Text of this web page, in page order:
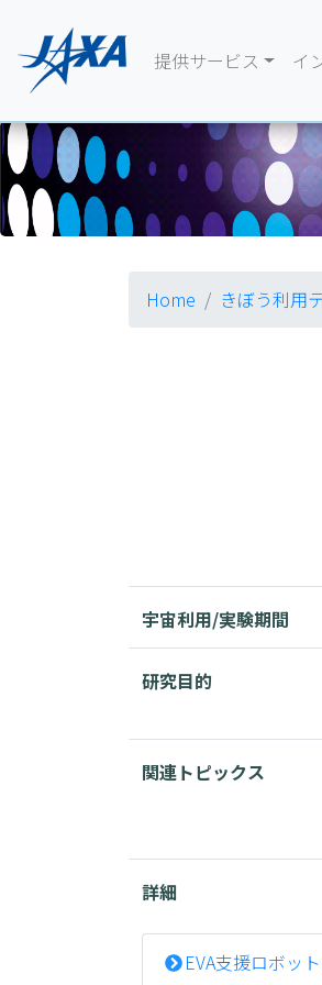
提供サービス イ
Home きぼう利用
宇宙利用/実験期間
研究目的
関連トピックス
詳細
EVA支援ロボッ